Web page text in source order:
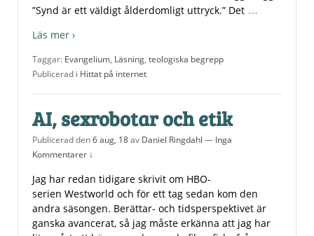
”Synd är ett väldigt ålderdomligt uttryck.” Det …
Läs mer ›
Taggar: Evangelium, Läsning, teologiska begrepp
Publicerad i Hittat på internet
AI, sexrobotar och etik
Publicerad den6 aug, 18av Daniel Ringdahl — Inga
Kommentarer ↓
Jag har redan tidigare skrivit om HBO-
serien Westworld och för ett tag sedan kom den
andra säsongen. Berättar- och tidsperspektivet är
ganska avancerat, så jag måste erkänna att jag har